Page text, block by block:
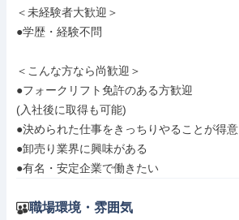
＜未経験者大歓迎＞
●学歴・経験不問
＜こんな方なら尚歓迎＞
●フォークリフト免許のある方歓迎
(入社後に取得も可能)
●決められた仕事をきっちりやることが得意
●卸売り業界に興味がある
●有名・安定企業で働きたい
職場環境・雰囲気